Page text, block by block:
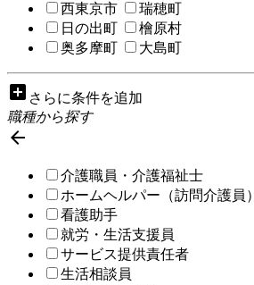
西東京市
瑞穂町
日の出町
檜原村
奥多摩町
大島町
add_box さらに条件を追加
職種から探す

介護職員・介護福祉士
ホームヘルパー（訪問介護員）
看護助手
就労・生活支援員
サービス提供責任者
生活相談員